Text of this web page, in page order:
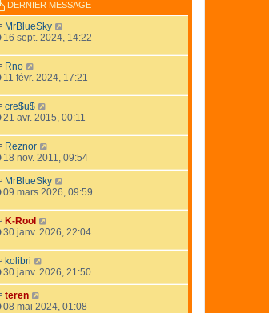
DERNIER MESSAGE
MrBlueSky
16 sept. 2024, 14:22
Rno
11 févr. 2024, 17:21
cre$u$
21 avr. 2015, 00:11
Reznor
18 nov. 2011, 09:54
MrBlueSky
09 mars 2026, 09:59
K-Rool
30 janv. 2026, 22:04
kolibri
30 janv. 2026, 21:50
teren
08 mai 2024, 01:08